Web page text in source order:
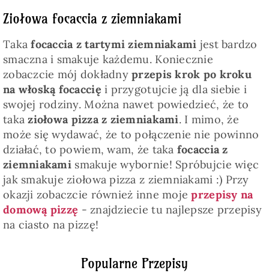
Popularne Przepisy
Ziołowa focaccia z ziemniakami
Takafocaccia z tartymi ziemniakami jest bardzo
smaczna i smakuje każdemu. Koniecznie
zobaczcie mój dokładnyprzepis krok po kroku
na włoską focaccię i przygotujcie ją dla siebie i
swojej rodziny. Można nawet powiedzieć, że to
takaziołowa pizza z ziemniakami. I mimo, że
może się wydawać, że to połączenie nie powinno
działać, to powiem, wam, że taka focaccia z
ziemniakamismakuje wybornie! Spróbujcie więc
jak smakuje ziołowa pizza z ziemniakami :) Przy
okazji zobaczcie również inne mojeprzepisy na
domową pizzę - znajdziecie tu najlepsze przepisy
na ciasto na pizzę!